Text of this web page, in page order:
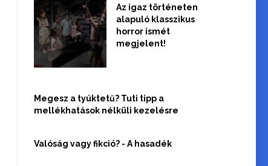
Az igaz történeten
alapuló klasszikus
horror ismét
megjelent!
Megesz a tyúktetű? Tuti tipp a
mellékhatások nélküli kezelésre
Valóság vagy fikció? - A hasadék